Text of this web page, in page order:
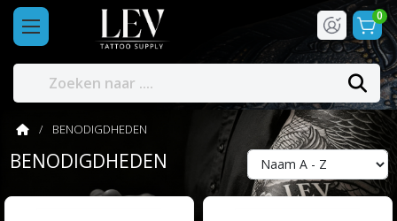
0
BENODIGDHEDEN
BENODIGDHEDEN